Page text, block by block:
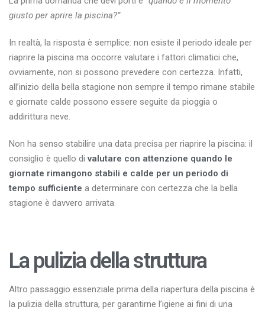
giusto per aprire la piscina?”
In realtà, la risposta è semplice: non esiste il periodo ideale per
riaprire la piscina ma occorre valutare i fattori climatici che,
ovviamente, non si possono prevedere con certezza. Infatti,
all’inizio della bella stagione non sempre il tempo rimane stabile
e giornate calde possono essere seguite da pioggia o
addirittura neve.
Non ha senso stabilire una data precisa per riaprire la piscina: il
consiglio è quello di valutare con attenzione quando le
giornate rimangono stabili e calde per un periodo di
tempo sufficiente a determinare con certezza che la bella
stagione è davvero arrivata.
La pulizia della struttura
Altro passaggio essenziale prima della riapertura della piscina è
la pulizia della struttura, per garantirne l’igiene ai fini di una